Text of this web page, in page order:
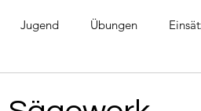
Jugend Übungen